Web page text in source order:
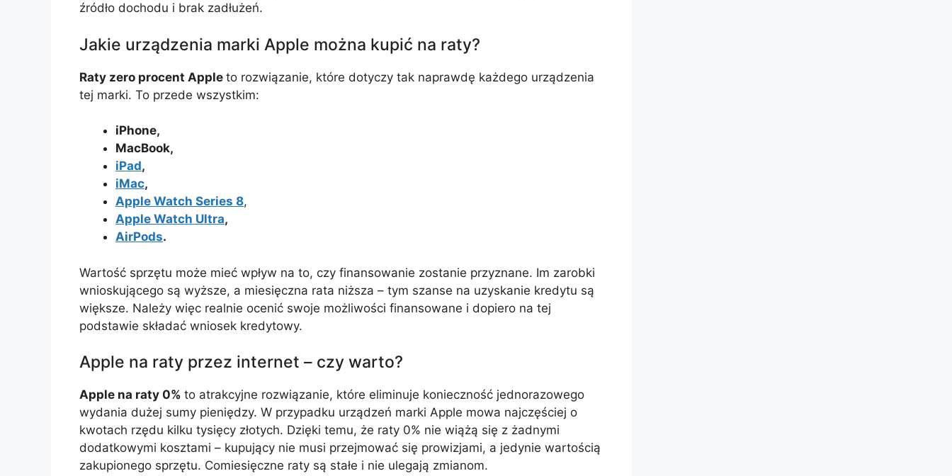
źródło dochodu i brak zadłużeń.
Jakie urządzenia marki Apple można kupić na raty?
Raty zero procent Apple to rozwiązanie, które dotyczy tak naprawdę każdego urządzenia
tej marki. To przede wszystkim:
iPhone,
MacBook,
iPad,
iMac,
Apple Watch Series 8,
Apple Watch Ultra,
AirPods.
Wartość sprzętu może mieć wpływ na to, czy finansowanie zostanie przyznane. Im zarobki
wnioskującego są wyższe, a miesięczna rata niższa – tym szanse na uzyskanie kredytu są
większe. Należy więc realnie ocenić swoje możliwości finansowane i dopiero na tej
podstawie składać wniosek kredytowy.
Apple na raty przez internet – czy warto?
Apple na raty 0% to atrakcyjne rozwiązanie, które eliminuje konieczność jednorazowego
wydania dużej sumy pieniędzy. W przypadku urządzeń marki Apple mowa najczęściej o
kwotach rzędu kilku tysięcy złotych. Dzięki temu, że raty 0% nie wiążą się z żadnymi
dodatkowymi kosztami – kupujący nie musi przejmować się prowizjami, a jedynie wartością
zakupionego sprzętu. Comiesięczne raty są stałe i nie ulegają zmianom.